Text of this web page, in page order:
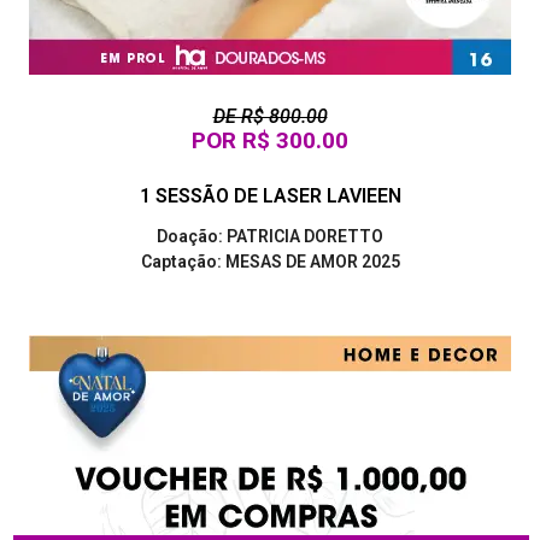
DE R$ 800.00
POR R$ 300.00
1 SESSÃO DE LASER LAVIEEN
Doação: PATRICIA DORETTO
Captação: MESAS DE AMOR 2025